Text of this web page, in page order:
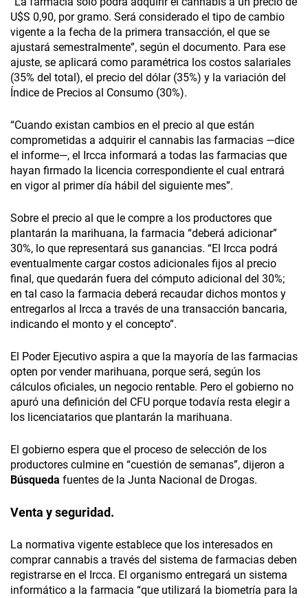
U$S 0,90, por gramo. Será considerado el tipo de cambio
vigente a la fecha de la primera transacción, el que se
ajustará semestralmente”, según el documento. Para ese
ajuste, se aplicará como paramétrica los costos salariales
(35% del total), el precio del dólar (35%) y la variación del
Índice de Precios al Consumo (30%).
“Cuando existan cambios en el precio al que están
comprometidas a adquirir el cannabis las farmacias —dice
el informe—, el Ircca informará a todas las farmacias que
hayan firmado la licencia correspondiente el cual entrará
en vigor al primer día hábil del siguiente mes”.
Sobre el precio al que le compre a los productores que
plantarán la marihuana, la farmacia “deberá adicionar”
30%, lo que representará sus ganancias. “El Ircca podrá
eventualmente cargar costos adicionales fijos al precio
final, que quedarán fuera del cómputo adicional del 30%;
en tal caso la farmacia deberá recaudar dichos montos y
entregarlos al Ircca a través de una transacción bancaria,
indicando el monto y el concepto”.
El Poder Ejecutivo aspira a que la mayoría de las farmacias
opten por vender marihuana, porque será, según los
cálculos oficiales, un negocio rentable. Pero el gobierno no
apuró una definición del CFU porque todavía resta elegir a
los licenciatarios que plantarán la marihuana.
El gobierno espera que el proceso de selección de los
productores culmine en “cuestión de semanas”, dijeron a
Búsqueda fuentes de la Junta Nacional de Drogas.
Venta y seguridad.
La normativa vigente establece que los interesados en
comprar cannabis a través del sistema de farmacias deben
registrarse en el Ircca. El organismo entregará un sistema
informático a la farmacia “que utilizará la biometría para la